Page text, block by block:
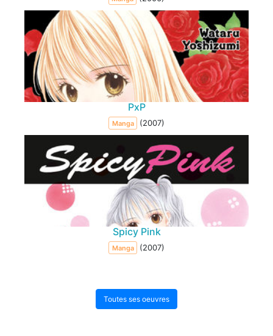
PxP
Manga (2007)
Spicy Pink
Manga (2007)
Toutes ses oeuvres